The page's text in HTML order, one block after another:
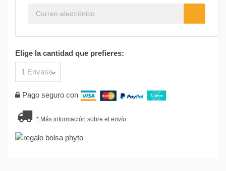
Elige la cantidad que prefieres:
Pago seguro con
* Más información sobre el envío